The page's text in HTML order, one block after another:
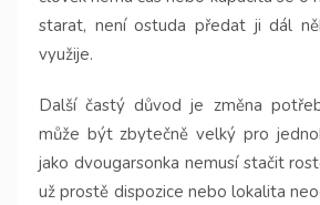
starat, není ostuda předat ji dál
využije.
Další častý důvod je změna
může být zbytečně velký pro
jako dvougarsonka nemusí stačit
už prostě dispozice nebo lokalita